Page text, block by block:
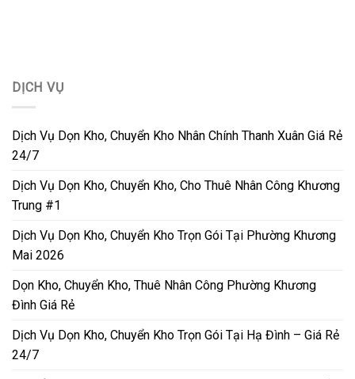
DỊCH VỤ
Dịch Vụ Dọn Kho, Chuyển Kho Nhân Chính Thanh Xuân Giá Rẻ
24/7
Dịch Vụ Dọn Kho, Chuyển Kho, Cho Thuê Nhân Công Khương
Trung #1
Dịch Vụ Dọn Kho, Chuyển Kho Trọn Gói Tại Phường Khương
Mai 2026
Dọn Kho, Chuyển Kho, Thuê Nhân Công Phường Khương
Đình Giá Rẻ
Dịch Vụ Dọn Kho, Chuyển Kho Trọn Gói Tại Hạ Đình – Giá Rẻ
24/7